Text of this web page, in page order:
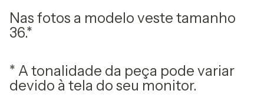
Nas fotos a modelo veste tamanho
36.*
* A tonalidade da peça pode variar
devido à tela do seu monitor.